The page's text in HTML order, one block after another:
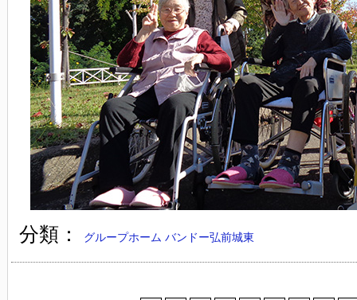
分類： グループホーム バンドー弘前城東